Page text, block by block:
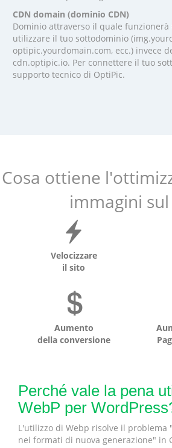
CDN domain (dominio CDN)
Dominio attraverso il quale funzionerà
utilizzare il tuo sottodominio
optipic.yourdomain.com, ecc.) invece
cdn.optipic.io. Per connettere il tuo
supporto tecnico di OptiPic.
Cosa ottiene
immagini
Velocizzare
il sito
Aumento
della conversione
Perché vale la pena
WebP per
L'utilizzo di Webp risolve il problema
nei formati di nuova generazione" in